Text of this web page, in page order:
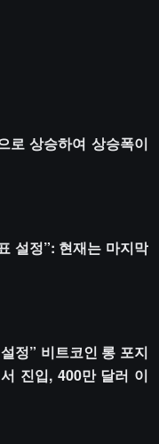
로 상승하여 상승폭이
설정”: 현재는 마지막
정” 비트코인 롱 포지
진입, 400만 달러 이